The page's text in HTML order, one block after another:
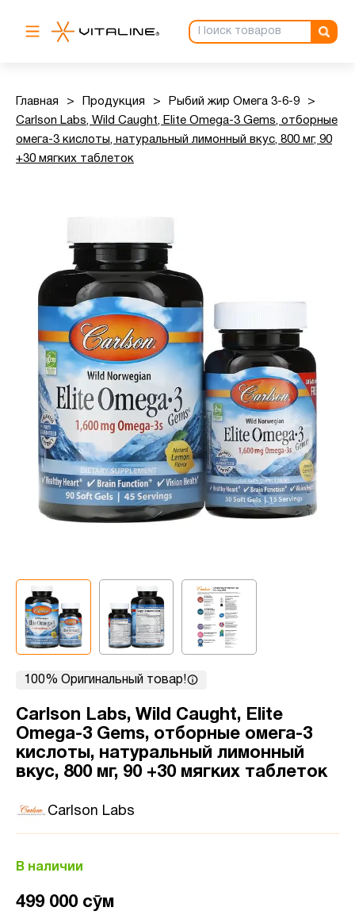
Главная > Продукция > Рыбий жир Омега 3-6-9
>
Carlson Labs, Wild Caught, Elite Omega-3 Gems, отборные
омега-3 кислоты, натуральный лимонный вкус, 800 мг, 90
+30 мягких таблеток
100% Оригинальный товар!
Carlson Labs, Wild Caught, Elite
Omega-3 Gems, отборные омега-3
кислоты, натуральный лимонный
вкус, 800 мг, 90 +30 мягких таблеток
Carlson Labs
В наличии
499 000 сӯм